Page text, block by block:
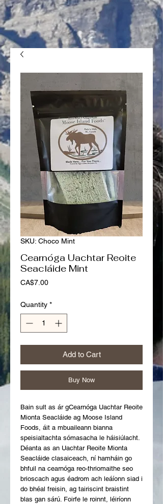
SKU: Choco Mint
Cearnóga Uachtar Reoite
Seacláide Mint
CA$7.00Price
Quantity *
Add to Cart
Buy Now
Bain sult as ár gCearnóga Uachtar Reoite
Mionta Seacláide ag Moose Island
Foods, áit a mbuaileann bianna
speisialtachta sómasacha le háisiúlacht.
Déanta as an Uachtar Reoite Mionta
Seacláide clasaiceach, ní hamháin go
bhfuil na cearnóga reo-thriomaithe seo
brioscach agus éadrom ach leáíonn siad i
do bhéal freisin, ag tairiscint braistint
blas gan sárú. Foirfe le roinnt, léiríonn